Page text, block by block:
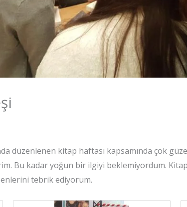
düzenlenen kitap haftası kapsamında çok
Bu kadar yoğun bir ilgiyi beklemiyordum.
tebrik ediyorum.